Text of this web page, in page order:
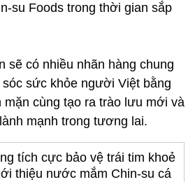
su Foods trong thời gian sắp
sẽ có nhiều nhãn hàng chung
sức khỏe người Việt bằng
mặn cùng tạo ra trào lưu mới và
mạnh trong tương lai.
tích cực bảo vệ trái tim khoẻ
thiệu nước mắm Chin-su cá